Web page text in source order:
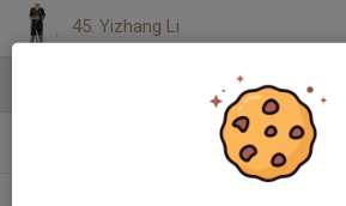
45. Yizhang Li
Tränare